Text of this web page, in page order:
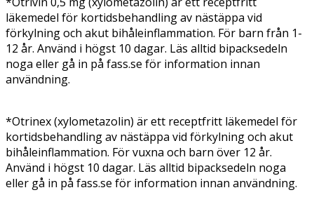
läkemedel för kortidsbehandling av nästäppa vid
förkylning och akut bihåleinflammation. För barn från 1-
12 år. Använd i högst 10 dagar. Läs alltid bipacksedeln
noga eller gå in på fass.se för information innan
användning.
*Otrinex (xylometazolin) är ett receptfritt läkemedel för
kortidsbehandling av nästäppa vid förkylning och akut
bihåleinflammation. För vuxna och barn över 12 år.
Använd i högst 10 dagar. Läs alltid bipacksedeln noga
eller gå in på fass.se för information innan användning.